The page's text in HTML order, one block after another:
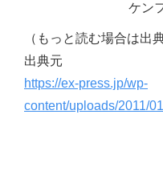
ケン
（もっと読む場合は出
出典元
https://ex-press.jp/wp-
content/uploads/2011/